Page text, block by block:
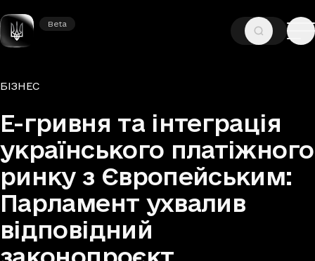
Beta
Beta
ГОЛОВНА
Рубрики
БІЗНЕС
Е-гривня та інтеграція
українського платіжного
ринку з Європейським:
Парламент ухвалив
відповідний